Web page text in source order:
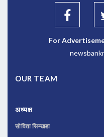
For
OUR TEAM
अध्यक्ष
सोविता सिम्खडा